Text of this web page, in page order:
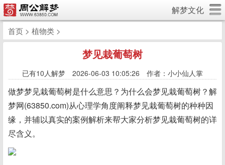
解梦文化
首页 > 植物类 >
梦见栽葡萄树
已有10人解梦 2026-06-03 10:05:26 作者：小小仙人掌
做梦梦见栽葡萄树是什么意思？为什么会梦见栽葡萄树？解
梦网(63850.com)从心理学角度阐释梦见栽葡萄树的种种因
缘，并辅以真实的案例解析来帮大家分析梦见栽葡萄树的详
尽含义。